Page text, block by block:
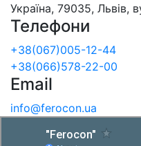
Україна, 79035, Львів,
Телефони
+38(067)005-12-44
+38(066)578-22-00
Email
info@ferocon.ua